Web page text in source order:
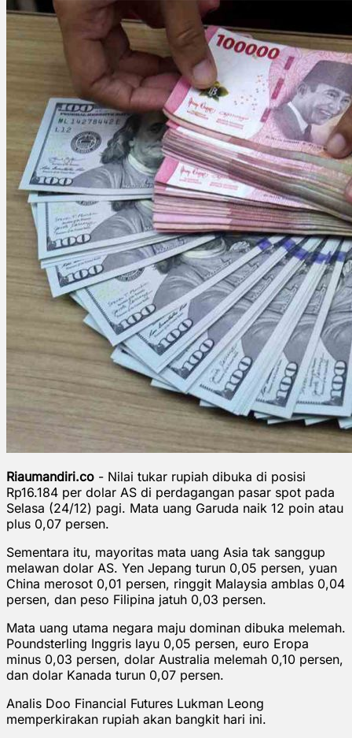
Riaumandiri.co - Nilai tukar rupiah dibuka di posisi
Rp16.184 per dolar AS di perdagangan pasar spot pada
Selasa (24/12) pagi. Mata uang Garuda naik 12 poin atau
plus 0,07 persen.
Sementara itu, mayoritas mata uang Asia tak sanggup
melawan dolar AS. Yen Jepang turun 0,05 persen, yuan
China merosot 0,01 persen, ringgit Malaysia amblas 0,04
persen, dan peso Filipina jatuh 0,03 persen.
Mata uang utama negara maju dominan dibuka melemah.
Poundsterling Inggris layu 0,05 persen, euro Eropa
minus 0,03 persen, dolar Australia melemah 0,10 persen,
dan dolar Kanada turun 0,07 persen.
Analis Doo Financial Futures Lukman Leong
memperkirakan rupiah akan bangkit hari ini.